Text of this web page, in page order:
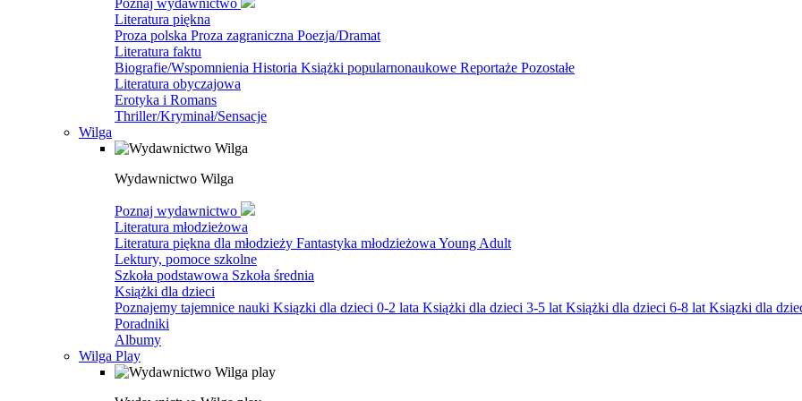
Poznaj wydawnictwo
Literatura piękna
Proza polska Proza zagraniczna Poezja/Dramat
Literatura faktu
Biografie/Wspomnienia Historia Książki popularnonaukowe Reportaże Pozostałe
Literatura obyczajowa
Erotyka i Romans
Thriller/Kryminał/Sensacje
Wilga
Wydawnictwo Wilga
Poznaj wydawnictwo
Literatura młodzieżowa
Literatura piękna dla młodzieży Fantastyka młodzieżowa Young Adult
Lektury, pomoce szkolne
Szkoła podstawowa Szkoła średnia
Książki dla dzieci
Poznajemy tajemnice nauki Ksiązki dla dzieci 0-2 lata Książki dla dzieci 3-5 lat Książki dla dzieci 6-8 lat Ksiązki dla
Poradniki
Albumy
Wilga Play